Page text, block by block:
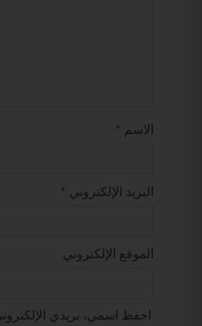
الاسم *
البريد الإلكتروني *
الموقع الإلكتروني
احفظ اسمي، بريدي